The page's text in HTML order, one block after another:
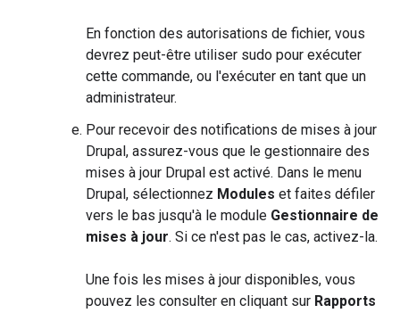
En fonction des autorisations de fichier, vous
devrez peut-être utiliser sudo pour exécuter
cette commande, ou l'exécuter en tant que un
administrateur.
Pour recevoir des notifications de mises à jour
Drupal, assurez-vous que le gestionnaire des
mises à jour Drupal est activé. Dans le menu
Drupal, sélectionnez Modules et faites défiler
vers le bas jusqu'à le module Gestionnaire de
mises à jour. Si ce n'est pas le cas, activez-la.
Une fois les mises à jour disponibles, vous
pouvez les consulter en cliquant sur Rapports